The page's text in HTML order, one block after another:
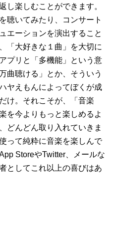
し楽しむことができます。
聴いてみたり、コンサート
エーションを演出すること
「大好きな１曲」を大切に
プリと「多機能」という意
曲聴ける」とか、そういう
ヤえもんによってぼくが成
け。それこそが、「音楽
を今よりもっと楽しめるよ
どんどん取り入れていきま
って純粋に音楽を楽しんで
StoreやTwitter、メールな
としてこれ以上の喜びはあ